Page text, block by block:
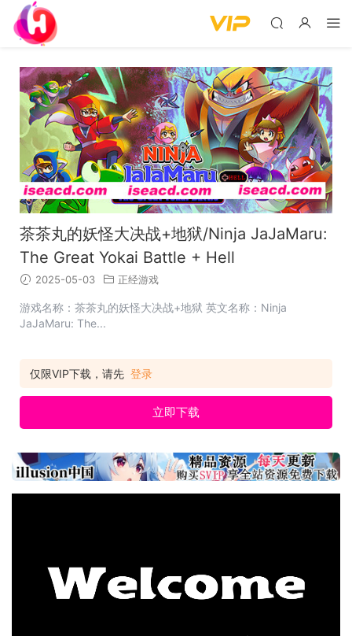
茶茶丸的妖怪大决战+地狱/Ninja JaJaMaru:
The Great Yokai Battle + Hell
2025-05-03 正经游戏
游戏名称：茶茶丸的妖怪大决战+地狱 英文名称：Ninja
JaJaMaru: The...
仅限VIP下载，请先 登录
立即下载